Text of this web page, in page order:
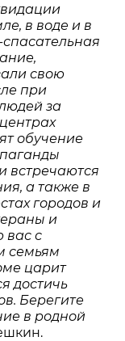
в воде и в
свою
при
за
обучение
встречаются
а также в
городов и
и
вас с
семьям
царит
достичь
Берегите
в родной